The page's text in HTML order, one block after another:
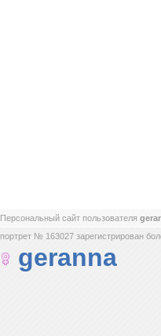
Персональный сайт пользователя
портрет № 163027 зарегистрирован
geranna